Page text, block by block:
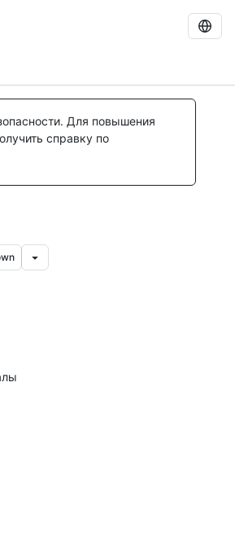
Для повышения
справку по